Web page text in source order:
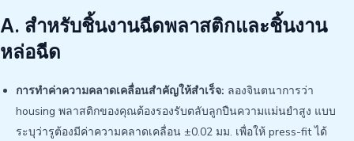
A. สำหรับชิ้นงานฉีดพลาสติกและชิ้นงาน
หล่อฉีด
การทำค่าความคลาดเคลื่อนสำคัญให้สำเร็จ: ลองจินตนาการว่า
housing พลาสติกของคุณต้องรองรับตลับลูกปืนความแม่นยำสูง แบบ
ระบุว่ารูต้องมีค่าความคลาดเคลื่อน ±0.02 มม. เพื่อให้ press-fit ได้